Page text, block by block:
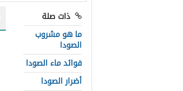
ذات صلة
ما هو مشروب
الصودا
فوائد ماء الصودا
أضرار الصودا